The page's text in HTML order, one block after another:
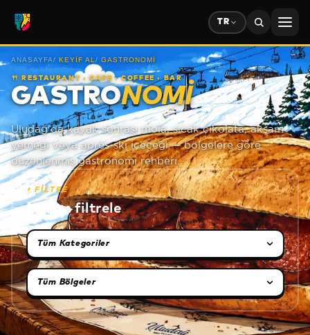
TR
ANASAYFA/ KEYIF AL / GASTRONOMI
🍴 RESTAURANT · CAFE · COFFEE · BAR
GASTRONOMI
Uludağ'da kayak sonrası mola, sıcak çikolata, akşam
yemeği veya après-ski içeceği — bölgelere göre
düzenlenmiş gastronomi rehberi.
⏵ FİLTRE
Mekan filtrele
Kategori seçimi
Bölge seçimi